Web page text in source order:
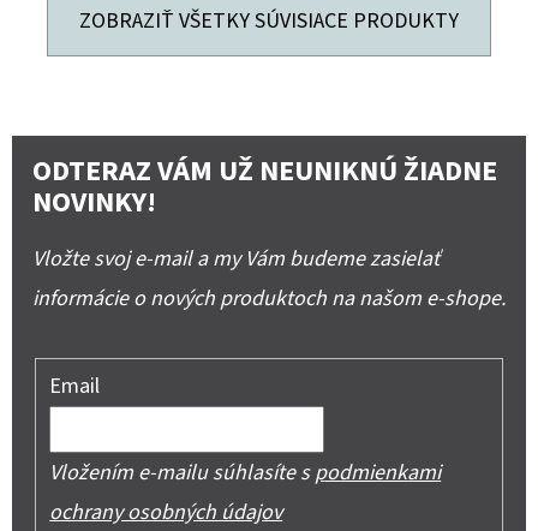
ZOBRAZIŤ VŠETKY SÚVISIACE PRODUKTY
ODTERAZ VÁM UŽ NEUNIKNÚ ŽIADNE
NOVINKY!
Vložte svoj e-mail a my Vám budeme zasielať
informácie o nových produktoch na našom e-shope.
Email
Vložením e-mailu súhlasíte spodmienkami
ochrany osobných údajov